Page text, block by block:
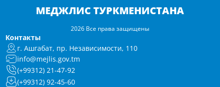
МЕДЖЛИС ТУРКМЕНИСТАНА
2026 Все права защищены
Контакты
г. Ашгабат, пр. Независимости, 110
info@mejlis.gov.tm
(+99312) 21-47-92
(+99312) 92-45-60